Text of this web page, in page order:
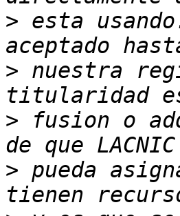
> esta
> nuestra
> fusion o
> pueda